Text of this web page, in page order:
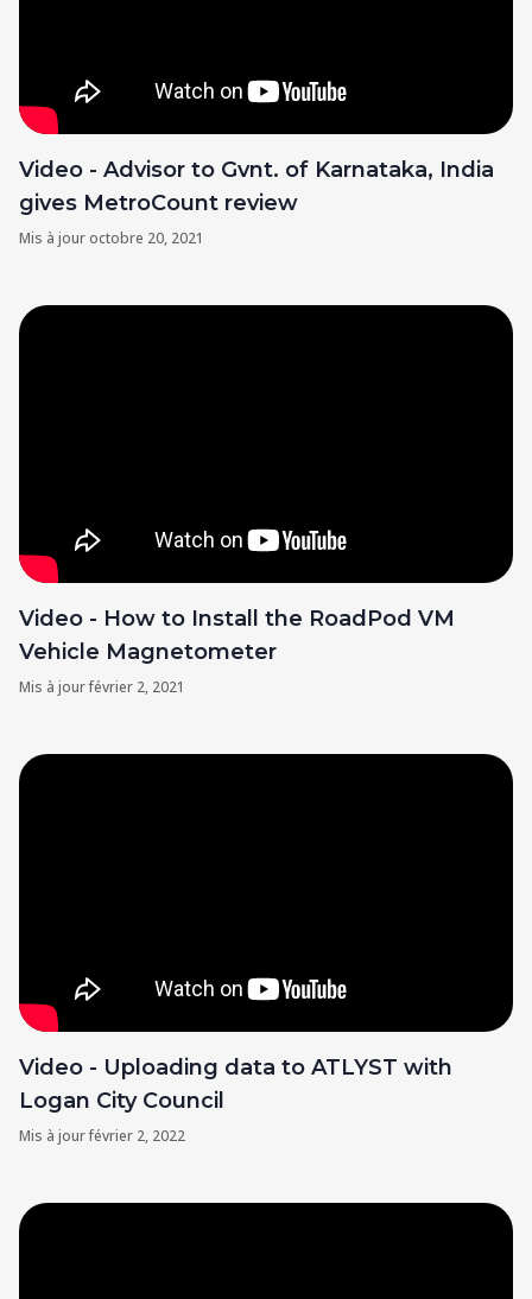
Video - Advisor to Gvnt. of Karnataka, India
gives MetroCount review
Mis à jouroctobre 20, 2021
Video - How to Install the RoadPod VM
Vehicle Magnetometer
Mis à jourfévrier 2, 2021
Video - Uploading data to ATLYST with
Logan City Council
Mis à jourfévrier 2, 2022